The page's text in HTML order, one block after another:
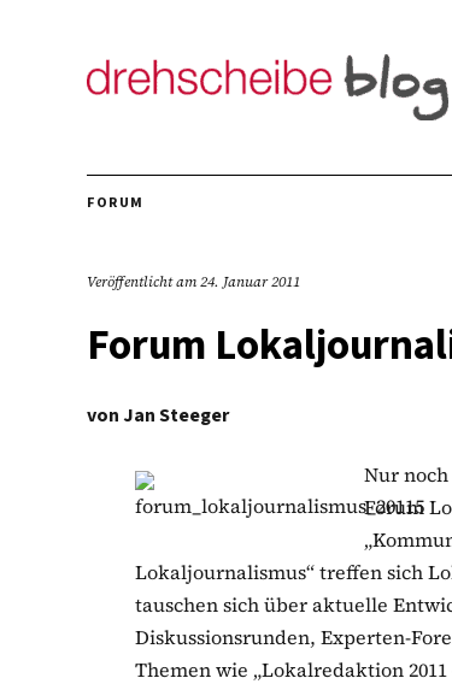
FORUM
Veröffentlicht am24. Januar 2011
Forum
von Jan Steeger
Nur
Forum
Lokaljournalismus“ treffen sich
tauschen sich über aktuelle
Diskussionsrunden, Experten-
Themen wie „Lokalredaktion